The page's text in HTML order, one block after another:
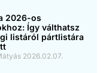
2026-os
Így válthatsz
listáról pártlistára
2026.02.07.